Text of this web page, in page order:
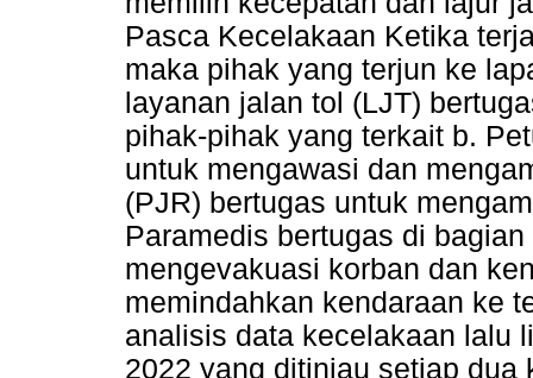
Pasca Kecelakaan Ketika
maka pihak yang terjun ke
layanan jalan tol (LJT)
pihak-pihak yang terkait b.
untuk mengawasi dan
(PJR) bertugas untuk
Paramedis bertugas di
mengevakuasi korban dan
memindahkan kendaraan ke
analisis data kecelakaan lalu
2022 yang ditinjau setiap dua